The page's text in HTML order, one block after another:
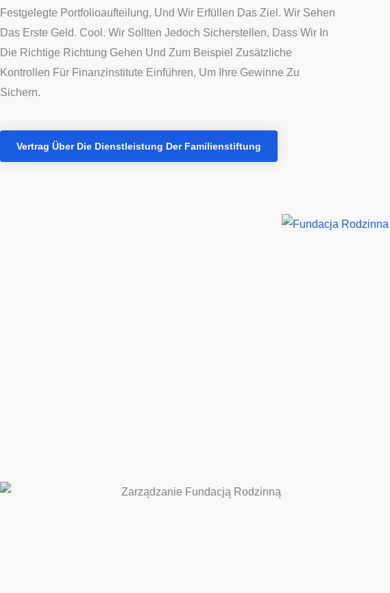
Festgelegte Portfolioaufteilung, Und Wir Erfüllen Das Ziel. Wir Sehen
Das Erste Geld. Cool. Wir Sollten Jedoch Sicherstellen, Dass Wir In
Die Richtige Richtung Gehen Und Zum Beispiel Zusätzliche
Kontrollen Für Finanzinstitute Einführen, Um Ihre Gewinne Zu
Sichern.
Vertrag Über Die Dienstleistung Der Familienstiftung